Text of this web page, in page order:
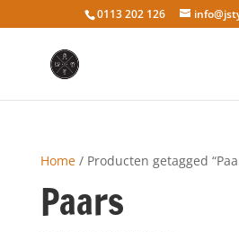
0113 202 126
Home/ Producten getagged
Paars